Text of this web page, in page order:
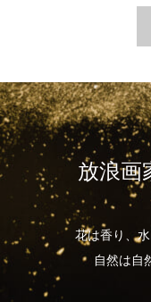
放浪画
花は香り、
自然は自